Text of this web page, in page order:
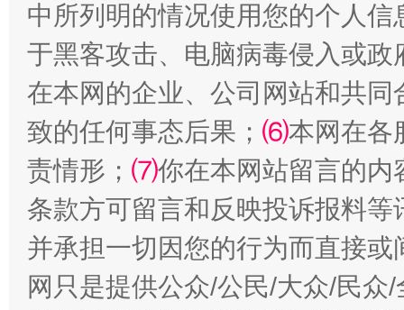
全民健身五年计划来了！等你上场
中所列明的情况使用您的个人
于黑客攻击、电脑病毒侵入或
在本网的企业、公司网站和共
致的任何事态后果； ⑹本网在各
责情形； ⑺你在本网站留言的内
条款方可留言和反映投诉报料
并承担一切因您的行为而直接
网只是提供公众/公民/大众/民